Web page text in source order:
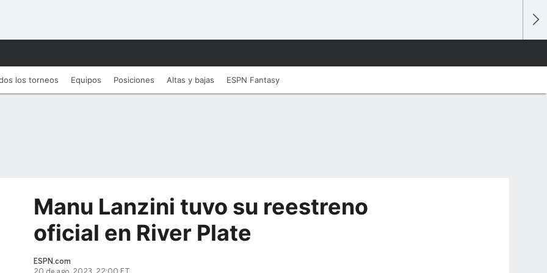
los torneos Equipos Posiciones Altas y bajas ESPN Fantasy
Manu Lanzini tuvo su reestreno
oficial en River Plate
ESPN.com